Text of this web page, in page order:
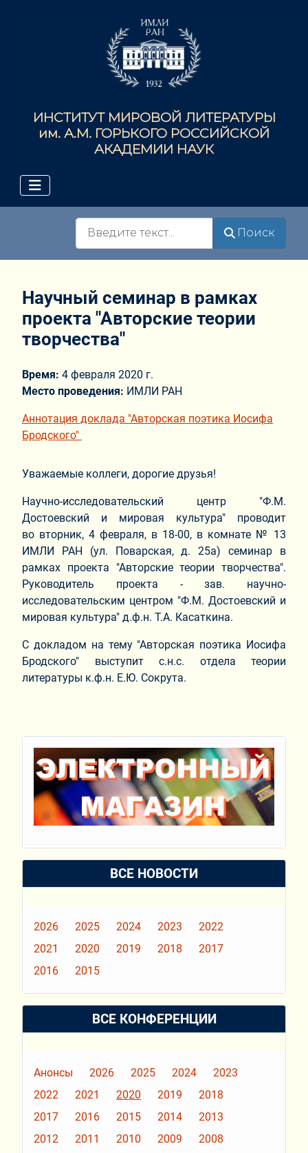
ИНСТИТУТ МИРОВОЙ ЛИТЕРАТУРЫ
им. А.М. ГОРЬКОГО РОССИЙСКОЙ
АКАДЕМИИ НАУК
Поиск
Научный семинар в рамках
проекта "Авторские теории
творчества"
Время: 4 февраля 2020 г.
Место проведения: ИМЛИ РАН
Аннотация доклада "Авторская поэтика Иосифа
Бродского"
Уважаемые коллеги, дорогие друзья!
Научно-исследовательский центр "Ф.М.
Достоевский и мировая культура" проводит
во вторник, 4 февраля, в 18-00, в комнате № 13
ИМЛИ РАН (ул. Поварская, д. 25а) семинар в
рамках проекта "Авторские теории творчества".
Руководитель проекта - зав. научно-
исследовательским центром "Ф.М. Достоевский и
мировая культура" д.ф.н. Т.А. Касаткина.
С докладом на тему "Авторская поэтика Иосифа
Бродского" выступит с.н.с. отдела теории
литературы к.ф.н. Е.Ю. Сокрута.
ВСЕ НОВОСТИ
2026 2025 2024 2023
2022
2021
2020 2019 2018
2017
2016
2015
ВСЕ КОНФЕРЕНЦИИ
Анонсы 2026 2025 2024
2023
2022
2021 2020 2019
2018
2017
2016 2015 2014
2013
2012
2011 2010 2009
2008